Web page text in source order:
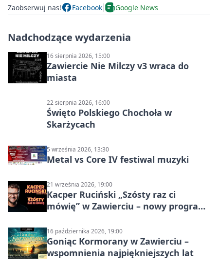
Zaobserwuj nas! Facebook Google News
Nadchodzące wydarzenia
16 sierpnia 2026, 15:00
Zawiercie Nie Milczy v3 wraca do
miasta
22 sierpnia 2026, 16:00
Święto Polskiego Chochoła w
Skarżycach
5 września 2026, 13:30
Metal vs Core IV festiwal muzyki
21 września 2026, 19:00
Kacper Ruciński „Szósty raz ci
mówię” w Zawierciu – nowy program
16 października 2026, 19:00
Goniąc Kormorany w Zawierciu –
wspomnienia najpiękniejszych lat